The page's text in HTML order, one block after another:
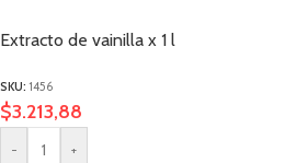
Extracto de vainilla x 1 l
SKU: 1456
$3.213,88
- +